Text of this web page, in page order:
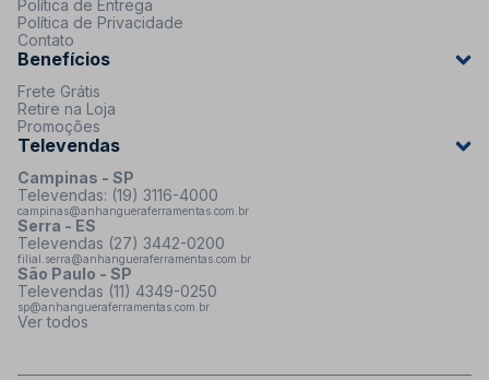
Política de Entrega
Política de Privacidade
Contato
Benefícios
Frete Grátis
Retire na Loja
Promoções
Televendas
Campinas - SP
Televendas: (19) 3116-4000
campinas@anhangueraferramentas.com.br
Serra - ES
Televendas (27) 3442-0200
filial.serra@anhangueraferramentas.com.br
São Paulo - SP
Televendas (11) 4349-0250
sp@anhangueraferramentas.com.br
Ver todos